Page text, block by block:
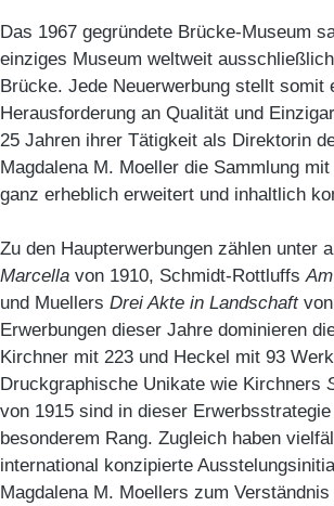
Das 1967 gegründete Brücke-Museum
einziges Museum weltweit
Brücke. Jede Neuerwerbung stellt somit
Herausforderung an Qualität und
25 Jahren ihrer Tätigkeit als Direktorin
Magdalena M. Moeller die Sammlung
ganz erheblich erweitert und inhaltlich
Zu den Haupterwerbungen zählen unter
Marcella von 1910, Schmidt-Rottluffs
und Muellers Drei Akte in Landschaftvon
Erwerbungen dieser Jahre dominieren
Kirchner mit 223 und Heckel mit 93
Druckgraphische Unikate wie Kirchners
von 1915 sind in dieser
besonderem Rang. Zugleich haben
international konzipierte
Magdalena M. Moellers zum